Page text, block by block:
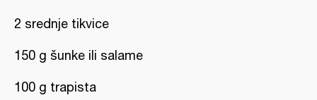
2 srednje tikvice
150 g šunke ili salame
100 g trapista